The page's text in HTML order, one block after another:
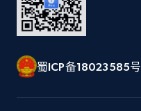
蜀ICP备18023585号